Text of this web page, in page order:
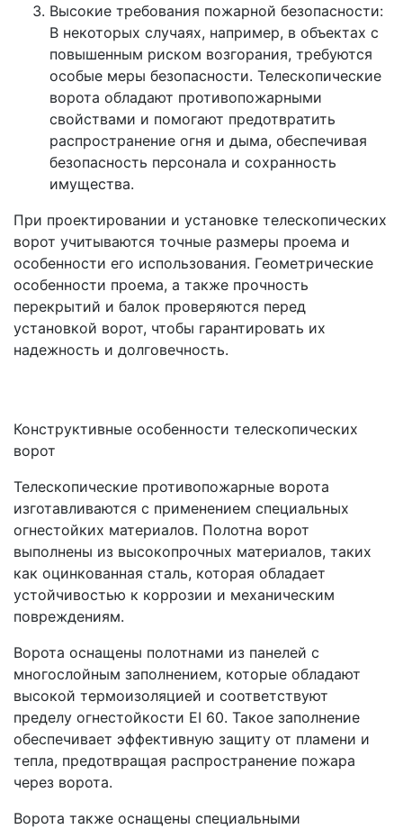
Высокие требования пожарной безопасности:
В некоторых случаях, например, в объектах с
повышенным риском возгорания, требуются
особые меры безопасности. Телескопические
ворота обладают противопожарными
свойствами и помогают предотвратить
распространение огня и дыма, обеспечивая
безопасность персонала и сохранность
имущества.
При проектировании и установке телескопических
ворот учитываются точные размеры проема и
особенности его использования. Геометрические
особенности проема, а также прочность
перекрытий и балок проверяются перед
установкой ворот, чтобы гарантировать их
надежность и долговечность.
Конструктивные особенности телескопических
ворот
Телескопические противопожарные ворота
изготавливаются с применением специальных
огнестойких материалов. Полотна ворот
выполнены из высокопрочных материалов, таких
как оцинкованная сталь, которая обладает
устойчивостью к коррозии и механическим
повреждениям.
Ворота оснащены полотнами из панелей с
многослойным заполнением, которые обладают
высокой термоизоляцией и соответствуют
пределу огнестойкости EI 60. Такое заполнение
обеспечивает эффективную защиту от пламени и
тепла, предотвращая распространение пожара
через ворота.
Ворота также оснащены специальными